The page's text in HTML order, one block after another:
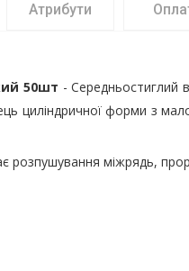
Атрибути
50шт - Середньостиглий
циліндричної форми з
розпушування міжрядь,